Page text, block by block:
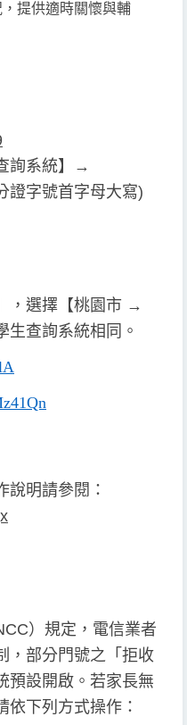
提供適時關懷與輔
詢系統】→
證字號首字母大寫)
，選擇【桃園市 →
生查詢系統相同。
說明請參閱：
）規定，電信業者
，部分門號之「拒收
預設開啟。若家長無
依下列方式操作：